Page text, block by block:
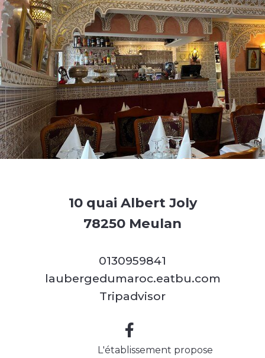
10 quai Albert Joly
78250 Meulan
0130959841
laubergedumaroc.eatbu.com
Tripadvisor
L'établissement propose